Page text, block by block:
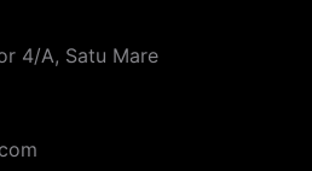
4/A, Satu Mare